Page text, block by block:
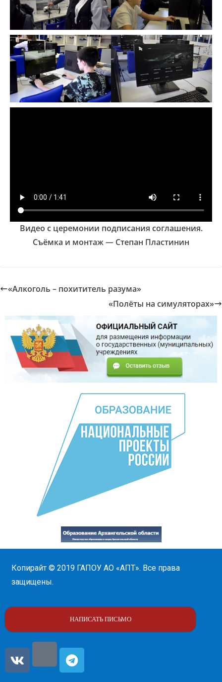
Видео с церемонии подписания соглашения.
Съёмка и монтаж — Степан Пластинин
«Алкоголь – похититель разума»
«Полёты на симуляторах»
Копирайт © 2019 ГАПОУ АО «АПТ». Все права
защищены.
НАПИСАТЬ ПИСЬМО